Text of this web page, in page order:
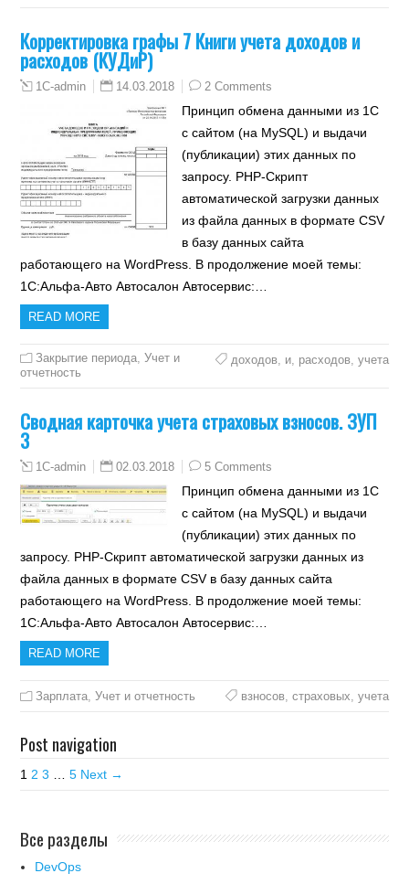
Корректировка графы 7 Книги учета доходов и
расходов (КУДиР)
1C-admin 14.03.2018 2 Comments
Принцип обмена данными из 1С
с сайтом (на MySQL) и выдачи
(публикации) этих данных по
запросу. PHP-Скрипт
автоматической загрузки данных
из файла данных в формате CSV
в базу данных сайта
работающего на WordPress. В продолжение моей темы:
1С:Альфа-Авто Автосалон Автосервис:…
READ MORE
Закрытие периода,Учет и
отчетность
доходов, и, расходов, учета
Сводная карточка учета страховых взносов. ЗУП
3
1C-admin 02.03.2018 5 Comments
Принцип обмена данными из 1С
с сайтом (на MySQL) и выдачи
(публикации) этих данных по
запросу. PHP-Скрипт автоматической загрузки данных из
файла данных в формате CSV в базу данных сайта
работающего на WordPress. В продолжение моей темы:
1С:Альфа-Авто Автосалон Автосервис:…
READ MORE
Зарплата,Учет и отчетность взносов, страховых, учета
Post navigation
1 2 3 5 Next →
Все разделы
DevOps